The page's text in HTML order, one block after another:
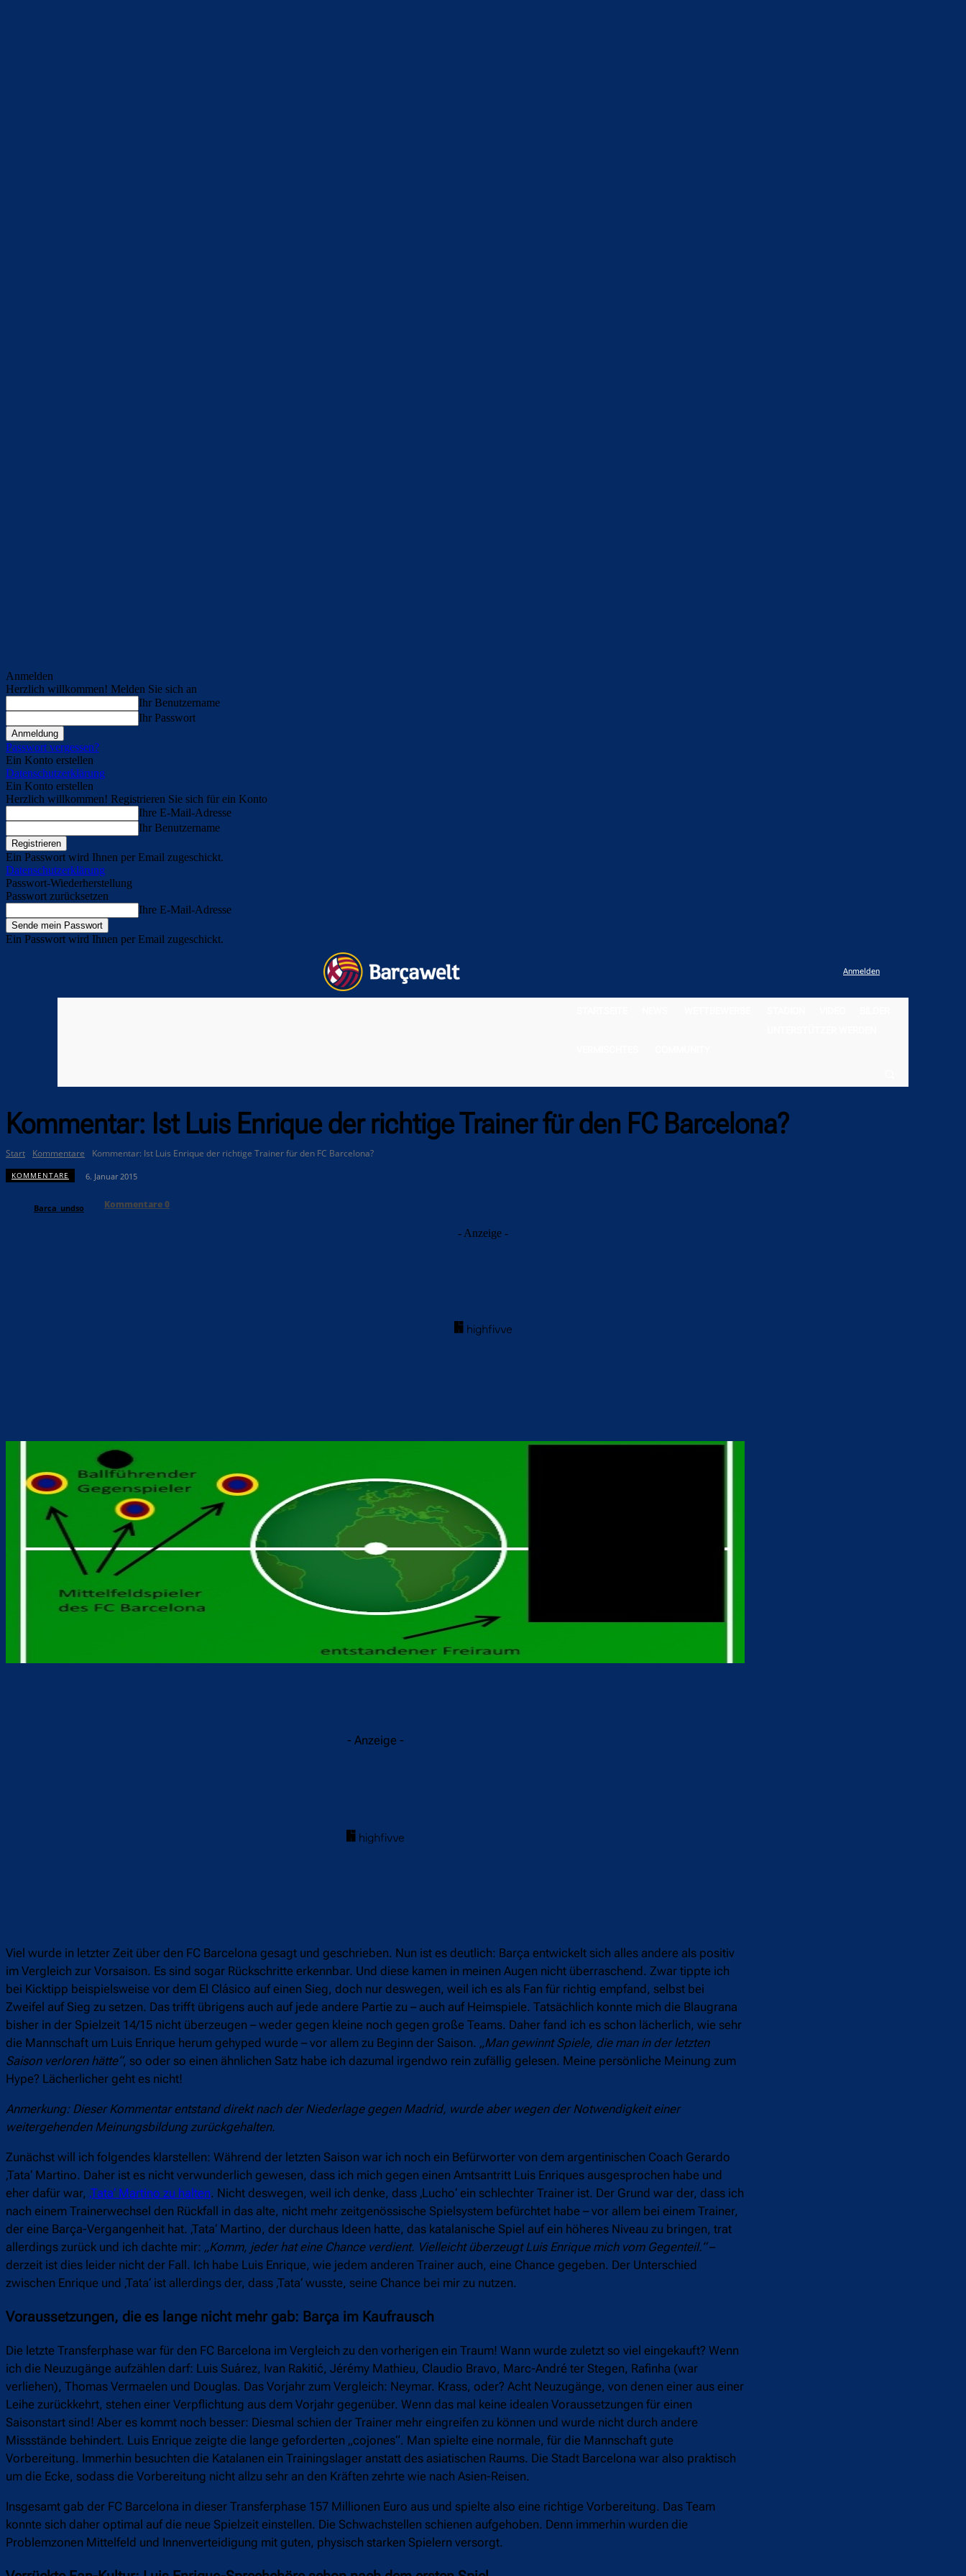
Anmelden
Herzlich willkommen! Melden Sie sich an
Ihr Benutzername
Ihr Passwort
Passwort vergessen?
Ein Konto erstellen
Datenschutzerklärung
Ein Konto erstellen
Herzlich willkommen! Registrieren Sie sich für ein Konto
Ihre E-Mail-Adresse
Ihr Benutzername
Ein Passwort wird Ihnen per Email zugeschickt.
Datenschutzerklärung
Passwort-Wiederherstellung
Passwort zurücksetzen
Ihre E-Mail-Adresse
Ein Passwort wird Ihnen per Email zugeschickt.
Anmelden
Kommentar: Ist Luis Enrique der richtige Trainer für den FC Barcelona?
Start Kommentare Kommentar: Ist Luis Enrique der richtige Trainer für den FC Barcelona?
KOMMENTARE 6. Januar 2015
Barca_undso Kommentare0
- Anzeige -
- Anzeige -
Viel wurde in letzter Zeit über den FC Barcelona gesagt und geschrieben. Nun ist es deutlich: Barça entwickelt sich alles andere als positiv
im Vergleich zur Vorsaison. Es sind sogar Rückschritte erkennbar. Und diese kamen in meinen Augen nicht überraschend. Zwar tippte ich
bei Kicktipp beispielsweise vor dem El Clásico auf einen Sieg, doch nur deswegen, weil ich es als Fan für richtig empfand, selbst bei
Zweifel auf Sieg zu setzen. Das trifft übrigens auch auf jede andere Partie zu – auch auf Heimspiele. Tatsächlich konnte mich die Blaugrana
bisher in der Spielzeit 14/15 nicht überzeugen – weder gegen kleine noch gegen große Teams. Daher fand ich es schon lächerlich, wie sehr
die Mannschaft um Luis Enrique herum gehyped wurde – vor allem zu Beginn der Saison. „Man gewinnt Spiele, die man in der letzten
Saison verloren hätte“, so oder so einen ähnlichen Satz habe ich dazumal irgendwo rein zufällig gelesen. Meine persönliche Meinung zum
Hype? Lächerlicher geht es nicht!
Anmerkung: Dieser Kommentar entstand direkt nach der Niederlage gegen Madrid, wurde aber wegen der Notwendigkeit einer
weitergehenden Meinungsbildung zurückgehalten.
Zunächst will ich folgendes klarstellen: Während der letzten Saison war ich noch ein Befürworter von dem argentinischen Coach Gerardo
‚Tata‘ Martino. Daher ist es nicht verwunderlich gewesen, dass ich mich gegen einen Amtsantritt Luis Enriques ausgesprochen habe und
eher dafür war, ‚Tata‘ Martino zu halten. Nicht deswegen, weil ich denke, dass ‚Lucho‘ ein schlechter Trainer ist. Der Grund war der, dass ich
nach einem Trainerwechsel den Rückfall in das alte, nicht mehr zeitgenössische Spielsystem befürchtet habe – vor allem bei einem Trainer,
der eine Barça-Vergangenheit hat. ‚Tata‘ Martino, der durchaus Ideen hatte, das katalanische Spiel auf ein höheres Niveau zu bringen, trat
allerdings zurück und ich dachte mir: „Komm, jeder hat eine Chance verdient. Vielleicht überzeugt Luis Enrique mich vom Gegenteil.“–
derzeit ist dies leider nicht der Fall. Ich habe Luis Enrique, wie jedem anderen Trainer auch, eine Chance gegeben. Der Unterschied
zwischen Enrique und ‚Tata‘ ist allerdings der, dass ‚Tata‘ wusste, seine Chance bei mir zu nutzen.
Voraussetzungen, die es lange nicht mehr gab: Barça im Kaufrausch
Die letzte Transferphase war für den FC Barcelona im Vergleich zu den vorherigen ein Traum! Wann wurde zuletzt so viel eingekauft? Wenn
ich die Neuzugänge aufzählen darf: Luis Suárez, Ivan Rakitić, Jérémy Mathieu, Claudio Bravo, Marc-André ter Stegen, Rafinha (war
verliehen), Thomas Vermaelen und Douglas. Das Vorjahr zum Vergleich: Neymar. Krass, oder? Acht Neuzugänge, von denen einer aus einer
Leihe zurückkehrt, stehen einer Verpflichtung aus dem Vorjahr gegenüber. Wenn das mal keine idealen Voraussetzungen für einen
Saisonstart sind! Aber es kommt noch besser: Diesmal schien der Trainer mehr eingreifen zu können und wurde nicht durch andere
Missstände behindert. Luis Enrique zeigte die lange geforderten „cojones“. Man spielte eine normale, für die Mannschaft gute
Vorbereitung. Immerhin besuchten die Katalanen ein Trainingslager anstatt des asiatischen Raums. Die Stadt Barcelona war also praktisch
um die Ecke, sodass die Vorbereitung nicht allzu sehr an den Kräften zehrte wie nach Asien-Reisen.
Insgesamt gab der FC Barcelona in dieser Transferphase 157 Millionen Euro aus und spielte also eine richtige Vorbereitung. Das Team
konnte sich daher optimal auf die neue Spielzeit einstellen. Die Schwachstellen schienen aufgehoben. Denn immerhin wurden die
Problemzonen Mittelfeld und Innenverteidigung mit guten, physisch starken Spielern versorgt.